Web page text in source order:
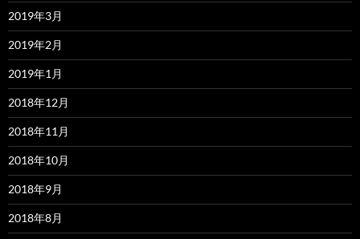
2019年3月
2019年2月
2019年1月
2018年12月
2018年11月
2018年10月
2018年9月
2018年8月